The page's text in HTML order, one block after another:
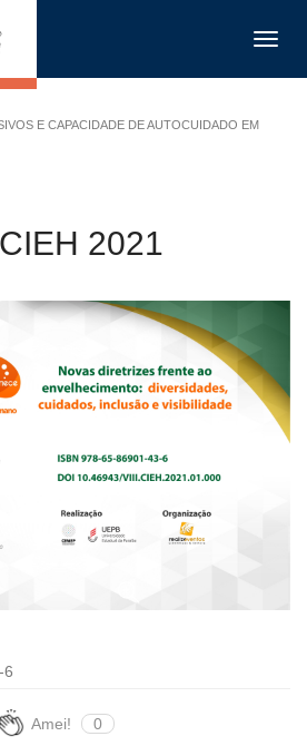
E CAPACIDADE DE AUTOCUIDADO EM
2021
6
Amei! 0